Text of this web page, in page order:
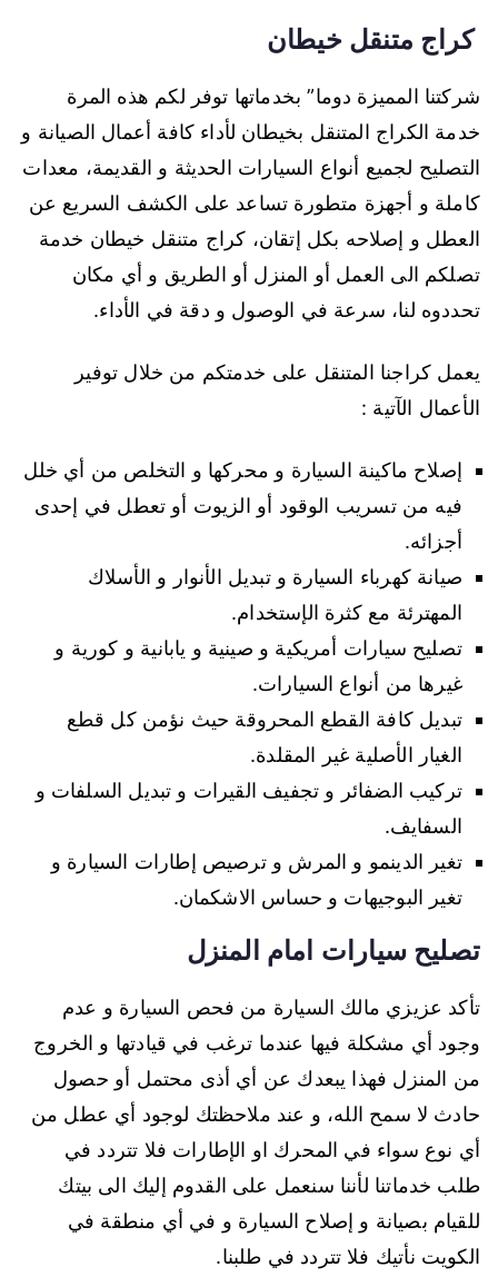
كراج متنقل خيطان
شركتنا المميزة دوما” بخدماتها توفر لكم هذه المرة
خدمة الكراج المتنقل بخيطان لأداء كافة أعمال الصيانة و
التصليح لجميع أنواع السيارات الحديثة و القديمة، معدات
كاملة و أجهزة متطورة تساعد على الكشف السريع عن
العطل و إصلاحه بكل إتقان، كراج متنقل خيطان خدمة
تصلكم الى العمل أو المنزل أو الطريق و أي مكان
تحددوه لنا، سرعة في الوصول و دقة في الأداء.
يعمل كراجنا المتنقل على خدمتكم من خلال توفير
الأعمال الآتية :
إصلاح ماكينة السيارة و محركها و التخلص من أي خلل
فيه من تسريب الوقود أو الزيوت أو تعطل في إحدى
أجزائه.
صيانة كهرباء السيارة و تبديل الأنوار و الأسلاك
المهترئة مع كثرة الإستخدام.
تصليح سيارات أمريكية و صينية و يابانية و كورية و
غيرها من أنواع السيارات.
تبديل كافة القطع المحروقة حيث نؤمن كل قطع
الغيار الأصلية غير المقلدة.
تركيب الضفائر و تجفيف القيرات و تبديل السلفات و
السفايف.
تغير الدينمو و المرش و ترصيص إطارات السيارة و
تغير البوجيهات و حساس الاشكمان.
تصليح سيارات امام المنزل
تأكد عزيزي مالك السيارة من فحص السيارة و عدم
وجود أي مشكلة فيها عندما ترغب في قيادتها و الخروج
من المنزل فهذا يبعدك عن أي أذى محتمل أو حصول
حادث لا سمح الله، و عند ملاحظتك لوجود أي عطل من
أي نوع سواء في المحرك او الإطارات فلا تتردد في
طلب خدماتنا لأننا سنعمل على القدوم إليك الى بيتك
للقيام بصيانة و إصلاح السيارة و في أي منطقة في
الكويت نأتيك فلا تتردد في طلبنا.